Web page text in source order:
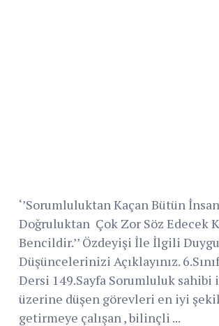
‘’Sorumluluktan Kaçan Bütün
Doğruluktan Çok Zor Söz Edecek
Bencildir.’’ Özdeyişi İle İlgili
Düşüncelerinizi Açıklayınız.
Dersi 149.Sayfa Sorumluluk sahibi
üzerine düşen görevleri en iyi
getirmeye çalışan , bilinçli ...